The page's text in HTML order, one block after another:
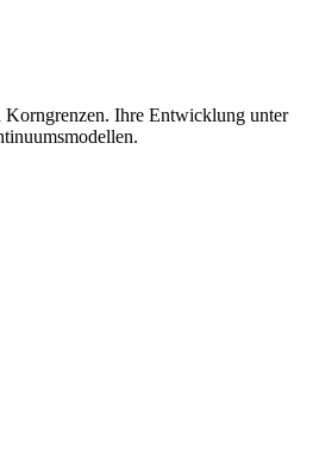
Korngrenzen. Ihre Entwicklung unter